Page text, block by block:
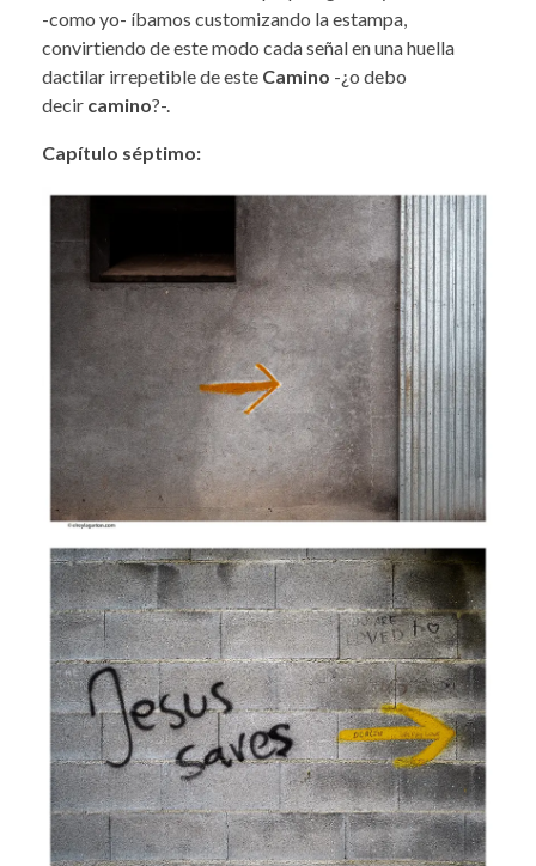
-como yo- íbamos customizando la estampa,
convirtiendo de este modo cada señal en una huella
dactilar irrepetible de este Camino -¿o debo
decir camino?-.
Capítulo séptimo: